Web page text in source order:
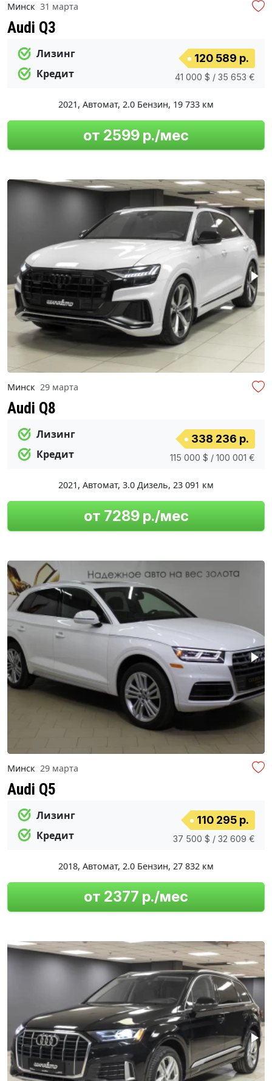
Минск 31 марта
Audi Q3
Лизинг
Кредит
120 589 р.
41 000 $ / 35 653 €
2021, Автомат, 2.0 Бензин, 19 733 км
от 2599 р./мес
Минск 29 марта
Audi Q8
Лизинг
Кредит
338 236 р.
115 000 $ / 100 001 €
2021, Автомат, 3.0 Дизель, 23 091 км
от 7289 р./мес
Минск 29 марта
Audi Q5
Лизинг
Кредит
110 295 р.
37 500 $ / 32 609 €
2018, Автомат, 2.0 Бензин, 27 832 км
от 2377 р./мес